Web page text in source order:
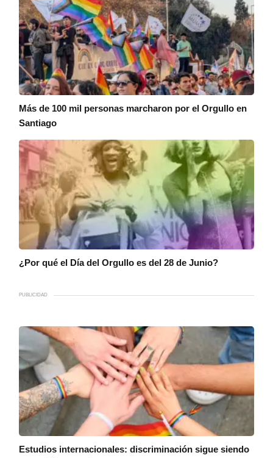
Más de 100 mil personas marcharon por el Orgullo en
Santiago
¿Por qué el Día del Orgullo es del 28 de Junio?
PUBLICIDAD
Estudios internacionales: discriminación sigue siendo